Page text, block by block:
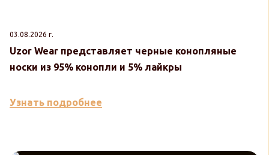
03.08.2026 г.
Uzor Wear представляет черные конопляные
носки из 95% конопли и 5% лайкры
Узнать подробнее